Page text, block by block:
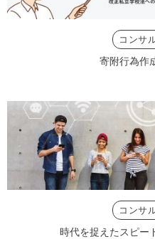
コンサ
寄附行為作
コンサ
時代を捉えたスピー